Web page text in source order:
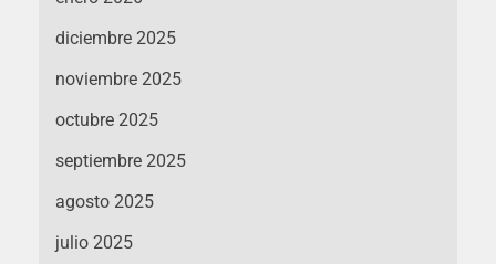
diciembre 2025
noviembre 2025
octubre 2025
septiembre 2025
agosto 2025
julio 2025